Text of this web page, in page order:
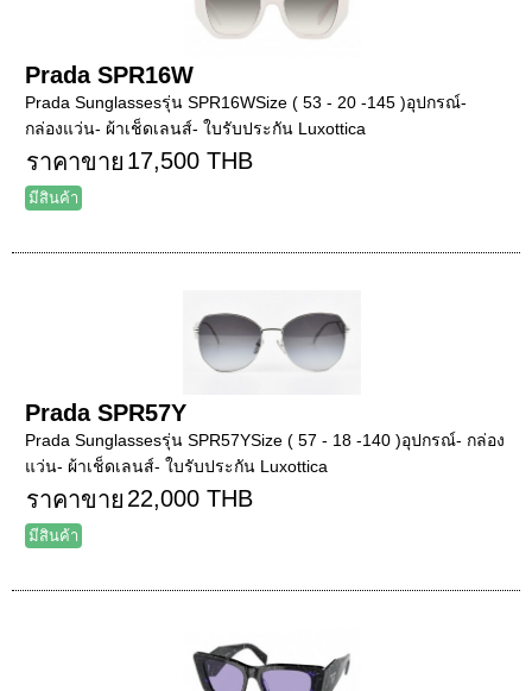
Prada SPR16W
Prada Sunglassesรุ่น SPR16WSize ( 53 - 20 -145 )อุปกรณ์-
กล่องแว่น- ผ้าเช็ดเลนส์- ใบรับประกัน Luxottica
ราคาขาย 17,500 THB
มีสินค้า
Prada SPR57Y
Prada Sunglassesรุ่น SPR57YSize ( 57 - 18 -140 )อุปกรณ์- กล่อง
แว่น- ผ้าเช็ดเลนส์- ใบรับประกัน Luxottica
ราคาขาย 22,000 THB
มีสินค้า